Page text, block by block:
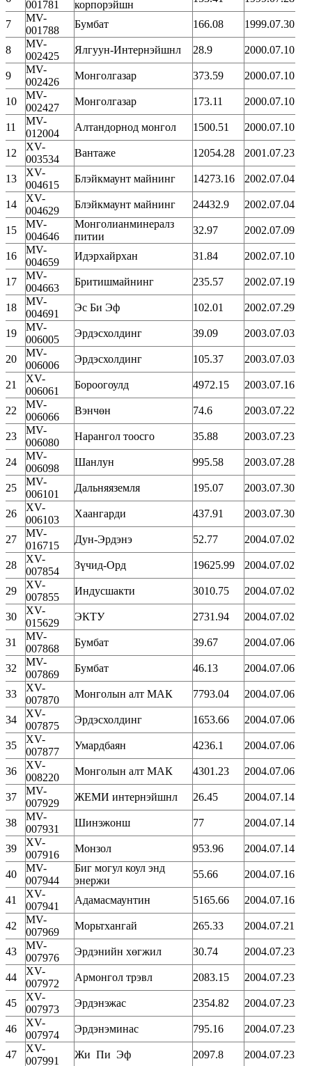
001781 корпорэйшн
7
MV-
001788
Бумбат 166.08 1999.07.30
8
MV-
002425
Ялгуун-Интернэйшнл 28.9 2000.07.10
9
MV-
002426
Монголгазар 373.59 2000.07.10
10
MV-
002427
Монголгазар 173.11 2000.07.10
11
MV-
012004
Алтандорнод монгол 1500.51 2000.07.10
12
XV-
003534
Вантаже 12054.28 2001.07.23
13
XV-
004615
Блэйкмаунт майнинг 14273.16 2002.07.04
14
XV-
004629
Блэйкмаунт майнинг 24432.9 2002.07.04
15
MV-
004646
Монголианминералз
питии
32.97 2002.07.09
16
MV-
004659
Идэрхайрхан 31.84 2002.07.10
17
MV-
004663
Бритишмайнинг 235.57 2002.07.19
18
MV-
004691
Эс Би Эф 102.01 2002.07.29
19
MV-
006005
Эрдэсхолдинг 39.09 2003.07.03
20
MV-
006006
Эрдэсхолдинг 105.37 2003.07.03
21
XV-
006061
Бороогоулд 4972.15 2003.07.16
22
MV-
006066
Вэнчөн 74.6 2003.07.22
23
MV-
006080
Нарангол тоосго 35.88 2003.07.23
24
MV-
006098
Шанлун 995.58 2003.07.28
25
MV-
006101
Дальняяземля 195.07 2003.07.30
26
XV-
006103
Хаангарди 437.91 2003.07.30
27
MV-
016715
Дун-Эрдэнэ 52.77 2004.07.02
28
XV-
007854
Зүчид-Орд 19625.99 2004.07.02
29
XV-
007855
Индусшакти 3010.75 2004.07.02
30
XV-
015629
ЭКТУ 2731.94 2004.07.02
31
MV-
007868
Бумбат 39.67 2004.07.06
32
MV-
007869
Бумбат 46.13 2004.07.06
33
XV-
007870
Монголын алт МАК 7793.04 2004.07.06
34
XV-
007875
Эрдэсхолдинг 1653.66 2004.07.06
35
XV-
007877
Умардбаян 4236.1 2004.07.06
36
XV-
008220
Монголын алт МАК 4301.23 2004.07.06
37
MV-
007929
ЖЕМИ интернэйшнл 26.45 2004.07.14
38
MV-
007931
Шинэжонш 77 2004.07.14
39
XV-
007916
Монзол 953.96 2004.07.14
40
MV-
007944
Биг могул коул энд
энержи
55.66 2004.07.16
41
XV-
007941
Адамасмаунтин 5165.66 2004.07.16
42
MV-
007969
Морьтхангай 265.33 2004.07.21
43
MV-
007976
Эрдэнийн хөгжил 30.74 2004.07.23
44
XV-
007972
Армонгол трэвл 2083.15 2004.07.23
45
XV-
007973
Эрдэнэжас 2354.82 2004.07.23
46
XV-
007974
Эрдэнэминас 795.16 2004.07.23
47
XV-
007991
Жи Пи Эф 2097.8 2004.07.23